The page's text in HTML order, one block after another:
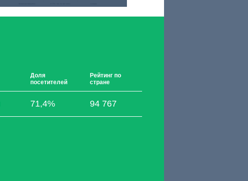
Доля
посетителей
Рейтинг по
стране
71,4% 94 767